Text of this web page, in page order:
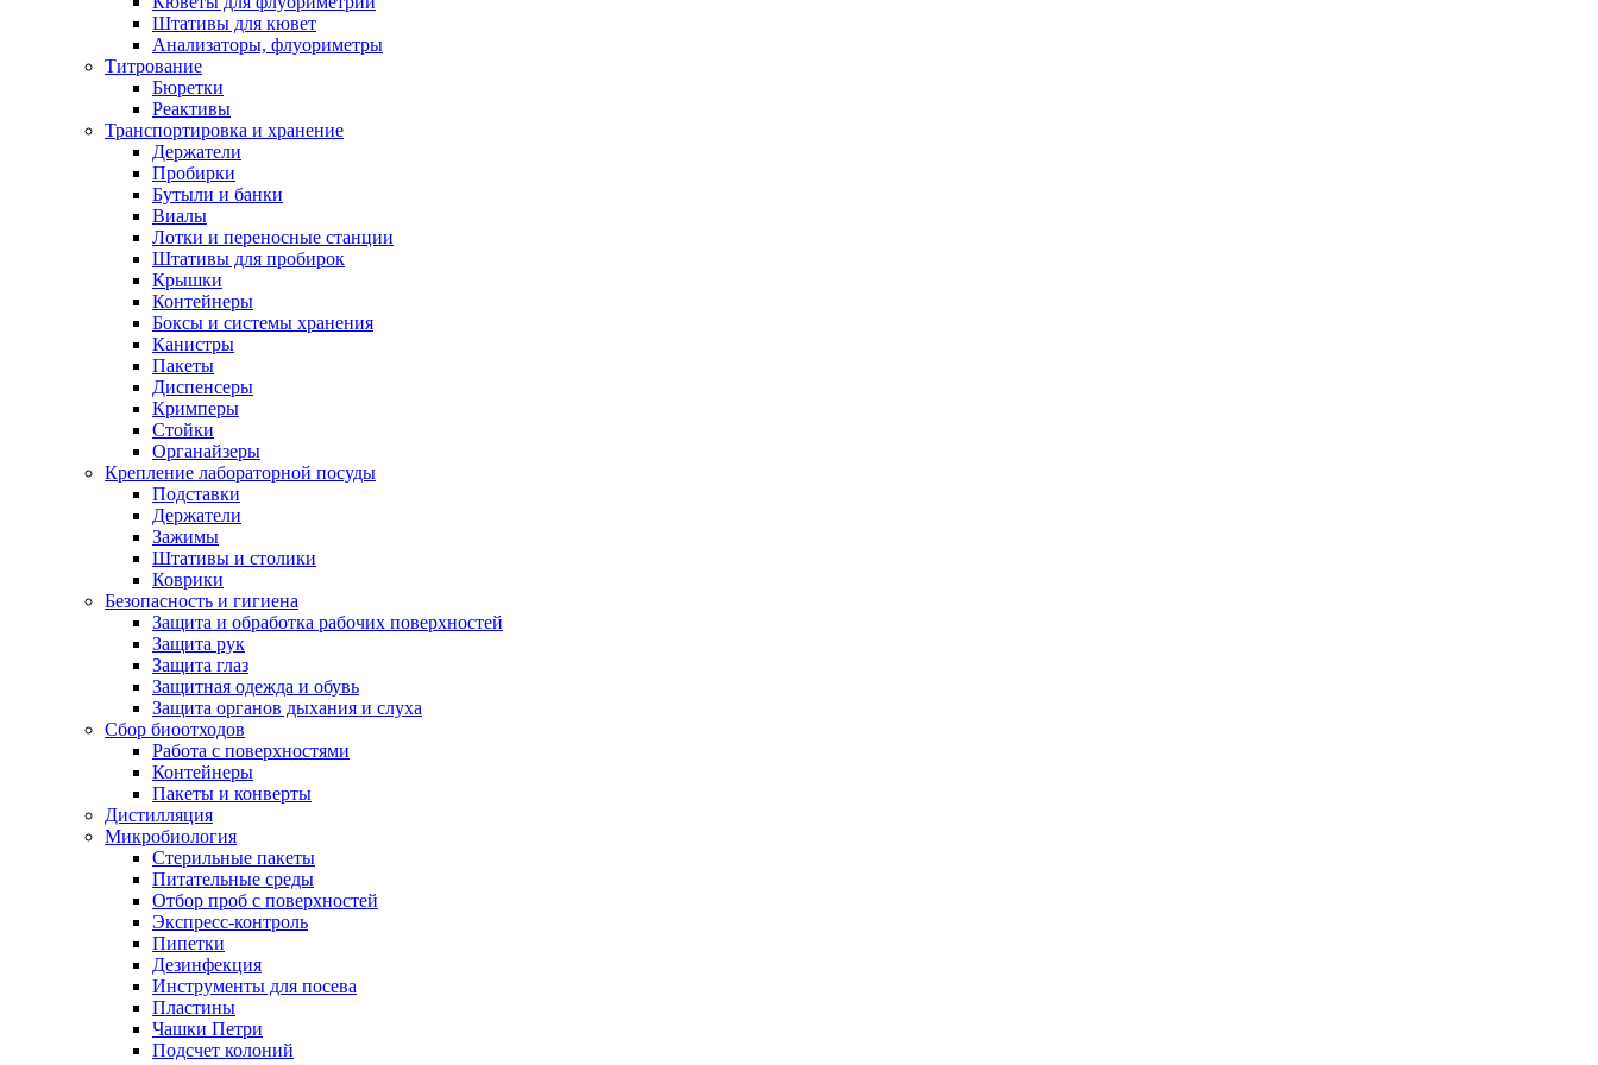
Штативы для кювет
Анализаторы, флуориметры
Титрование
Бюретки
Реактивы
Транспортировка и хранение
Держатели
Пробирки
Бутыли и банки
Виалы
Лотки и переносные станции
Штативы для пробирок
Крышки
Контейнеры
Боксы и системы хранения
Канистры
Пакеты
Диспенсеры
Кримперы
Стойки
Органайзеры
Крепление лабораторной посуды
Подставки
Держатели
Зажимы
Штативы и столики
Коврики
Безопасность и гигиена
Защита и обработка рабочих поверхностей
Защита рук
Защита глаз
Защитная одежда и обувь
Защита органов дыхания и слуха
Сбор биоотходов
Работа с поверхностями
Контейнеры
Пакеты и конверты
Дистилляция
Микробиология
Стерильные пакеты
Питательные среды
Отбор проб с поверхностей
Экспресс-контроль
Пипетки
Дезинфекция
Инструменты для посева
Пластины
Чашки Петри
Подсчет колоний